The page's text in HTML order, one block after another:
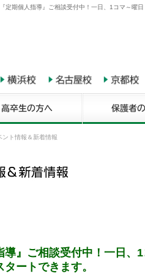
定期個人指導』ご相談受付中！一日、1コマ～曜
ント情報＆新着情報
』ご相談受付中！一日、
ートできます。